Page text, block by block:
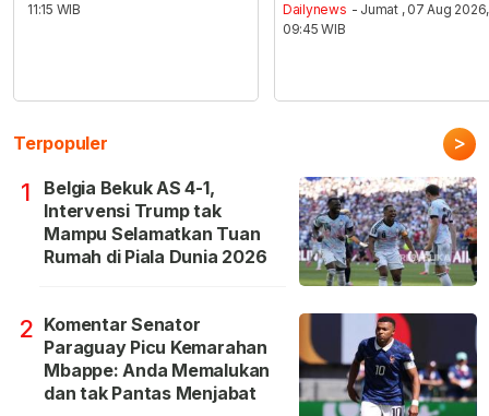
11:15 WIB
Dailynews - Jumat , 07 Aug 2026,
09:45 WIB
Terpopuler >
1
Belgia Bekuk AS 4-1,
Intervensi Trump tak
Mampu Selamatkan Tuan
Rumah di Piala Dunia 2026
2 Komentar Senator
Paraguay Picu Kemarahan
Mbappe: Anda Memalukan
dan tak Pantas Menjabat